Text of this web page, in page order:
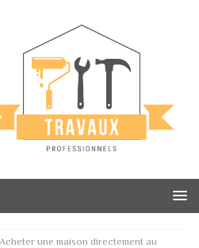
Acheter une maison directement au